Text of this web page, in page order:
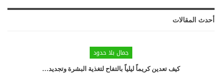
أحدث المقالات
جمال بلا حدود
كيف تعدين كريماً ليلياً بالتفاح لتغذية البشرة وتجديد…